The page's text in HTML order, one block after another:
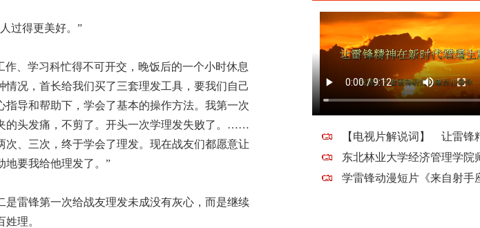
过得更美好。”
、学习科忙得不可开交，晚饭后的一个小时休息
况，首长给我们买了三套理发工具，要我们自己
导和帮助下，学会了基本的操作方法。我第一次
的头发痛，不剪了。开头一次学理发失败了。……
、三次，终于学会了理发。现在战友们都愿意让
地要我给他理发了。”
雷锋第一次给战友理发未成没有灰心，而是继续
理。
讲座预告：告诉你一个真实的